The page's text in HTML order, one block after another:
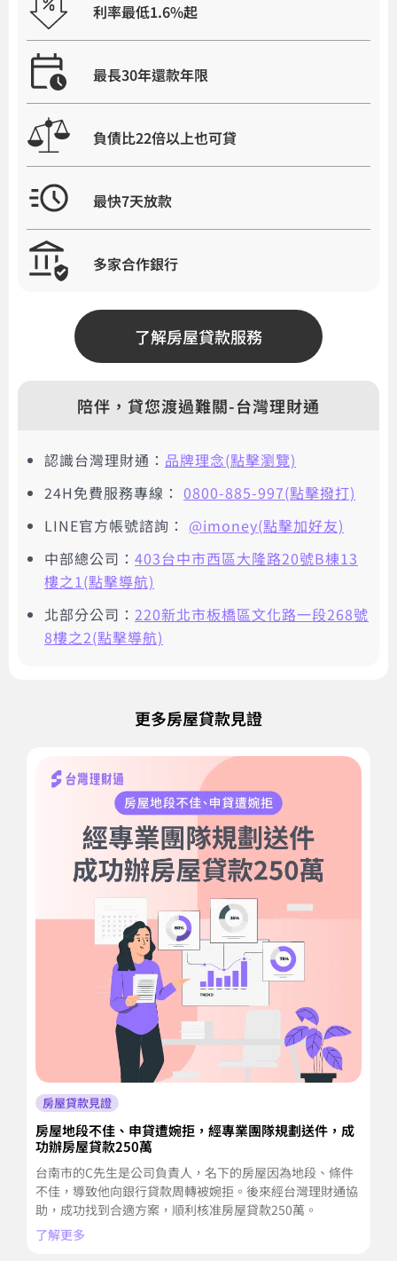
利率最低1.6%起
最長30年還款年限
負債比22倍以上也可貸
最快7天放款
多家合作銀行
了解房屋貸款服務
陪伴，貸您渡過難關-台灣理財通
認識台灣理財通： 品牌理念(點擊瀏覽)
24H免費服務專線： 0800-885-997(點擊撥打)
LINE官方帳號諮詢： @imoney(點擊加好友)
中部總公司： 403台中市西區大隆路20號B棟13
樓之1(點擊導航)
北部分公司： 220新北市板橋區文化路一段268號
8樓之2(點擊導航)
更多房屋貸款見證
房屋貸款見證
房屋地段不佳、申貸遭婉拒，經專業團隊規劃送件，成
功辦房屋貸款250萬
台南市的C先生是公司負責人，名下的房屋因為地段、條件
不佳，導致他向銀行貸款周轉被婉拒。後來經台灣理財通協
助，成功找到合適方案，順利核准房屋貸款250萬。
了解更多